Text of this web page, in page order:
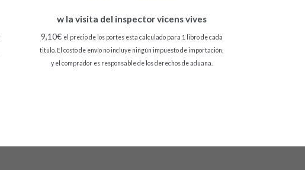
w la visita del inspector vicens vives
9,10€ el precio de los portes esta calculado para 1 libro de cada
titulo. El costo de envío no incluye ningún impuesto de importación,
y el comprador es responsable de los derechos de aduana.